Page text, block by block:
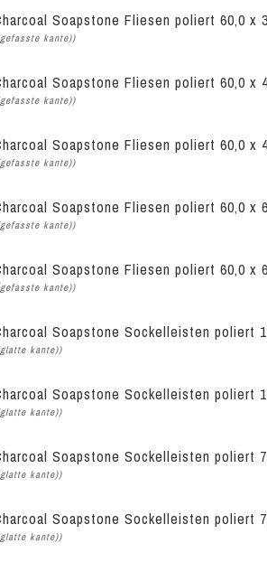
Soapstone Fliesen poliert 60,0 x
kante))
Soapstone Fliesen poliert 60,0 x
kante))
Soapstone Fliesen poliert 60,0 x
kante))
Soapstone Fliesen poliert 60,0 x
kante))
Soapstone Fliesen poliert 60,0 x
kante))
Soapstone Sockelleisten poliert
kante))
Soapstone Sockelleisten poliert
kante))
Soapstone Sockelleisten poliert
kante))
Soapstone Sockelleisten poliert
kante))